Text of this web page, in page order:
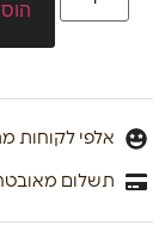
אלפי לקוחות
תשלום